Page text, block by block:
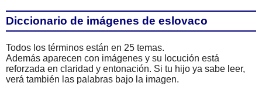
Diccionario de imágenes de eslovaco
Todos los términos están en 25 temas.
Además aparecen con imágenes y su locución está
reforzada en claridad y entonación. Si tu hijo ya sabe leer,
verá también las palabras bajo la imagen.